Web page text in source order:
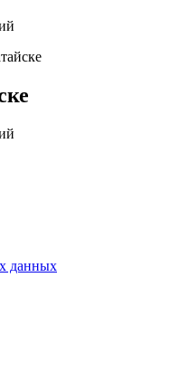
данных